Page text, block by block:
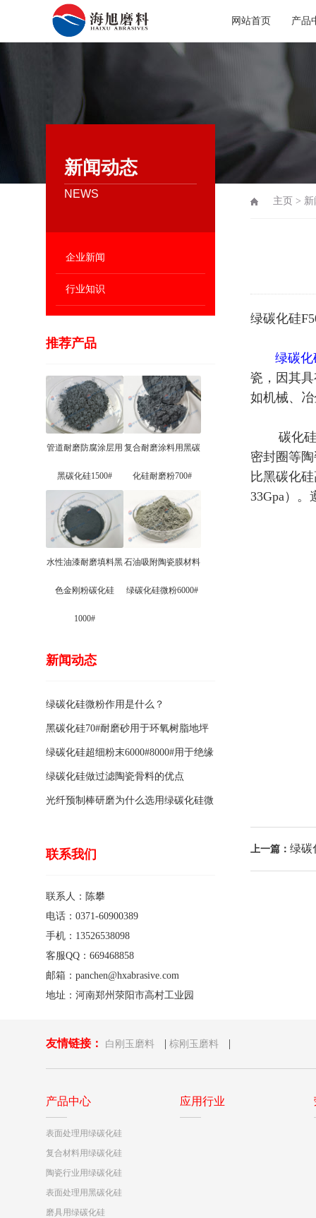
网站首页 产品
新闻动态
NEWS
企业新闻
行业知识
推荐产品
管道耐磨防腐涂层用
黑碳化硅1500#
复合耐磨涂料用黑碳
化硅耐磨粉700#
水性油漆耐磨填料黑
色金刚粉碳化硅
1000#
石油吸附陶瓷膜材料
绿碳化硅微粉6000#
新闻动态
绿碳化硅微粉作用是什么？
黑碳化硅70#耐磨砂用于环氧树脂地坪
骨料的特点有哪些？
绿碳化硅超细粉末6000#8000#用于绝缘
涂料的优点
绿碳化硅做过滤陶瓷骨料的优点
光纤预制棒研磨为什么选用绿碳化硅微
联系我们
联系人：陈攀
电话：0371-60900389
手机：13526538098
客服QQ：669468858
邮箱：panchen@hxabrasive.com
地址：河南郑州荥阳市高村工业园
主页 >
绿碳化硅
绿碳化
瓷，因其
如机械、
碳化硅陶
密封圈等
比黑碳化
33Gpa）
上一篇： 绿碳
友情链接： 白刚玉磨料 | 棕刚玉磨料 |
产品中心
表面处理用绿碳化硅
复合材料用绿碳化硅
陶瓷行业用绿碳化硅
表面处理用黑碳化硅
磨具用绿碳化硅
应用行业